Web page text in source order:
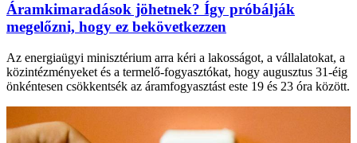
Áramkimaradások jöhetnek? Így próbálják
megelőzni, hogy ez bekövetkezzen
Az energiaügyi minisztérium arra kéri a lakosságot, a vállalatokat, a
közintézményeket és a termelő-fogyasztókat, hogy augusztus 31-éig
önkéntesen csökkentsék az áramfogyasztást este 19 és 23 óra között.